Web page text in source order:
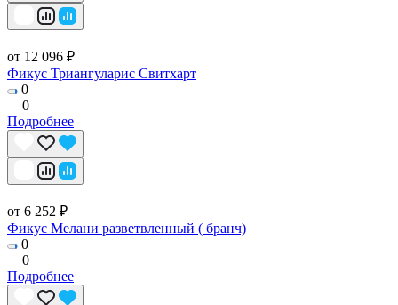
от 12 096 ₽
Фикус Триангуларис Свитхарт
0
0
Подробнее
от 6 252 ₽
Фикус Мелани разветвленный ( бранч)
0
0
Подробнее